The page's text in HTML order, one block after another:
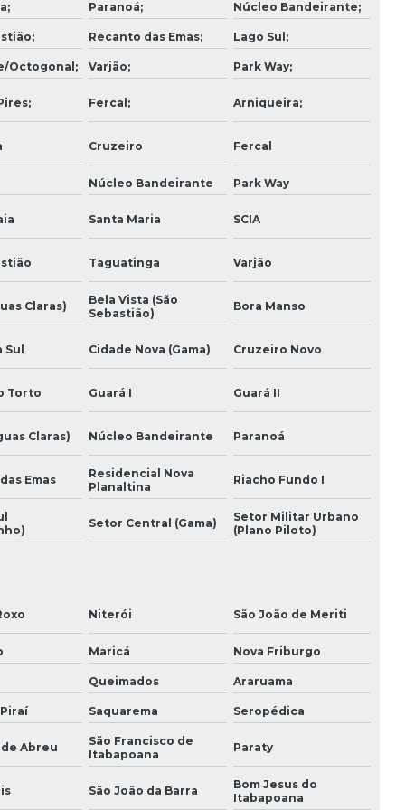
Empresa de reforma de fachada predial
Empresas de engenharia e construção
Empresas de incorporação imobiliária
Estudo de viabilidade financeira de obra
Execução de projeto estrutural
Execução de projeto reforma de fachada e
interior
Execução de projeto retrofit fachada e interior
Execução de projetos
Execução de projetos complementares
Execução de projetos complementares em bim
Execução de projetos de engenharia
Gerenciamento e planejamento de obras
Gestão de mão de obra
Gestão de obras
Gestão de obras na construção civil
Orçamento construção civil
Planejamento e acompanhamento de obra
Planejamento e controle de obra
Paranoá; Núcleo Bandeirante;
Recanto das Emas; Lago Sul;
Octogonal; Varjão; Park Way;
Fercal; Arniqueira;
Cruzeiro Fercal
Núcleo Bandeirante Park Way
Santa Maria SCIA
Taguatinga Varjão
Claras)
Bela Vista (São
Sebastião)
Bora Manso
Cidade Nova (Gama) Cruzeiro Novo
Torto Guará I Guará II
Claras) Núcleo Bandeirante Paranoá
Emas
Residencial Nova
Planaltina
Riacho Fundo I
Setor Central (Gama)
Setor Militar Urbano
(Plano Piloto)
Niterói São João de Meriti
Maricá Nova Friburgo
Queimados Araruama
Saquarema Seropédica
Abreu
São Francisco de
Itabapoana
Paraty
São João da Barra
Bom Jesus do
Itabapoana